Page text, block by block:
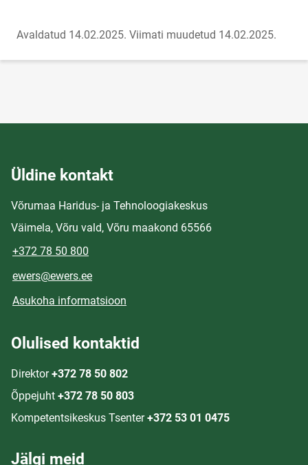
Avaldatud 14.02.2025. Viimati muudetud 14.02.2025.
Üldine kontakt
Võrumaa Haridus- ja Tehnoloogiakeskus
Väimela, Võru vald, Võru maakond 65566
+372 78 50 800
ewers@ewers.ee
Asukoha informatsioon
Olulised kontaktid
Direktor +372 78 50 802
Õppejuht +372 78 50 803
Kompetentsikeskus Tsenter +372 53 01 0475
Jälgi meid